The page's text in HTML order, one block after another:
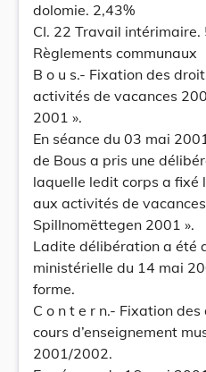
dolomie. 2,43%
CI. 22 Travail intérimaire.
Règlements communaux
B o u s.- Fixation des
activités de vacances
2001 ».
En séance du 03 mai
de Bous a pris une
laquelle ledit corps a fixé
aux activités de
Spillnomëttegen 2001 ».
Ladite délibération a été
ministérielle du 14 mai
forme.
C o n t e r n.- Fixation
cours d’enseignement
2001/2002.